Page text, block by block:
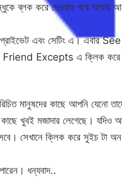
ব্লক করে দেওয়ার পরে আবার
প্রাইভেট এবং সেটিং এ।
Excepts এ ক্লিক করে সার্চ
মানুষদের কাছে আপনি যেনো
খুবই মজাদার লেগেছে। যদিও
সেখানে ক্লিক করে সুইচ টা
ধন্যবাদ..